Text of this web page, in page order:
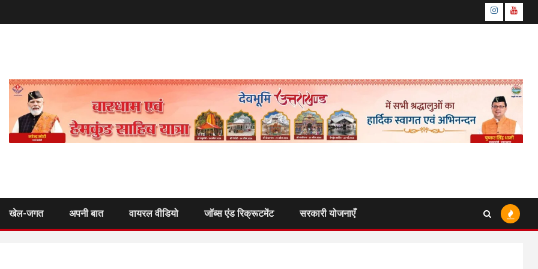
Instagram
खेल-जगत अपनी बात वायरल वीडियो जॉब्स एंड रिक्रूटमेंट सरकारी योजनाएँ